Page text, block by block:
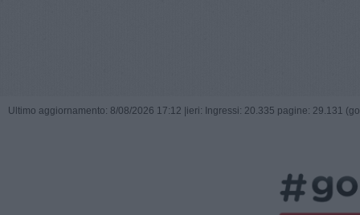
Ultimo aggiornamento: 8/08/2026 17:12 | ieri: Ingressi: 20.335 pagine: 29.131